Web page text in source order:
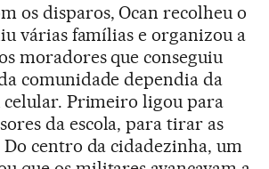
os disparos, Ocan recolheu o
várias famílias e organizou a
moradores que conseguiu
comunidade dependia da
celular. Primeiro ligou para
da escola, para tirar as
Do centro da cidadezinha, um